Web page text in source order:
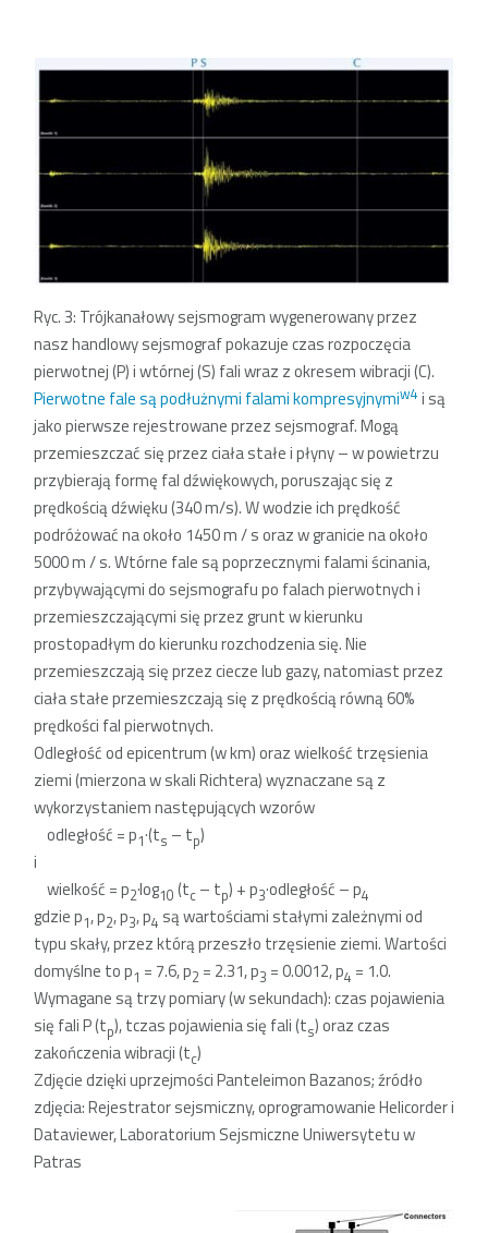
Ryc. 3: Trójkanałowy sejsmogram wygenerowany przez
nasz handlowy sejsmograf pokazuje czas rozpoczęcia
pierwotnej (P) i wtórnej (S) fali wraz z okresem wibracji (C).
Pierwotne fale są podłużnymi falami kompresyjnymiw4 i są
jako pierwsze rejestrowane przez sejsmograf. Mogą
przemieszczać się przez ciała stałe i płyny – w powietrzu
przybierają formę fal dźwiękowych, poruszając się z
prędkością dźwięku (340 m/s). W wodzie ich prędkość
podróżować na około 1450 m / s oraz w granicie na około
5000 m / s. Wtórne fale są poprzecznymi falami ścinania,
przybywającymi do sejsmografu po falach pierwotnych i
przemieszczającymi się przez grunt w kierunku
prostopadłym do kierunku rozchodzenia się. Nie
przemieszczają się przez ciecze lub gazy, natomiast przez
ciała stałe przemieszczają się z prędkością równą 60%
prędkości fal pierwotnych.
Odległość od epicentrum (w km) oraz wielkość trzęsienia
ziemi (mierzona w skali Richtera) wyznaczane są z
wykorzystaniem następujących wzorów
odległość = p1·(ts – tp)
i
wielkość = p2·log10 (tc – tp) + p3·odległość – p4
gdzie p1, p2, p3, p4 są wartościami stałymi zależnymi od
typu skały, przez którą przeszło trzęsienie ziemi. Wartości
domyślne to p1 = 7.6, p2 = 2.31, p3 = 0.0012, p4 = 1.0.
Wymagane są trzy pomiary (w sekundach): czas pojawienia
się fali P (tp), tczas pojawienia się fali (ts) oraz czas
zakończenia wibracji (tc)
Zdjęcie dzięki uprzejmości Panteleimon Bazanos; źródło
zdjęcia: Rejestrator sejsmiczny, oprogramowanie Helicorder i
Dataviewer, Laboratorium Sejsmiczne Uniwersytetu w
Patras